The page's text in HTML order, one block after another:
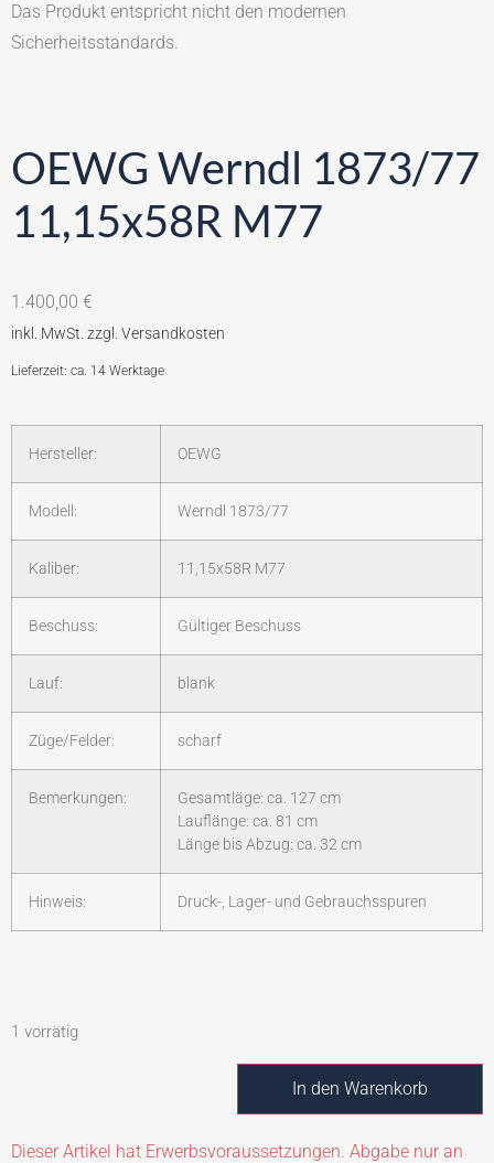
Das Produkt entspricht nicht den modernen
Sicherheitsstandards.
OEWG Werndl 1873/77
11,15x58R M77
1.400,00 €
Lieferzeit: ca. 14 Werktage
Hersteller: OEWG
Modell: Werndl 1873/77
Kaliber: 11,15x58R M77
Beschuss: Gültiger Beschuss
Lauf: blank
Züge/Felder: scharf
Bemerkungen:
Gesamtläge: ca. 127 cm
Lauflänge: ca. 81 cm
Länge bis Abzug: ca. 32 cm
Hinweis: Druck-, Lager- und Gebrauchsspuren
1 vorrätig
In den Warenkorb
Dieser Artikel hat Erwerbsvoraussetzungen. Abgabe nur an